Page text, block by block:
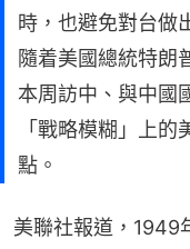
時，也避免對台做
隨着美國總統特朗
本周訪中、與中國
「戰略模糊」上
點。
美聯社報道，1949